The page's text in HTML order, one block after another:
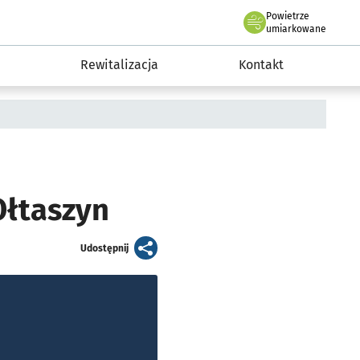
Powietrze
we Wrocławiu
umiarkowane
Rewitalizacja Kontakt
Udostępnijartykuł